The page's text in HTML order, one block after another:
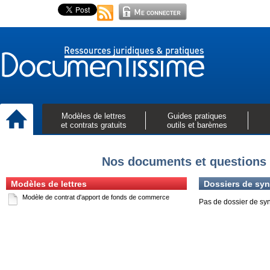
Modèles de lettres
et contrats gratuits
Guides pratiques
outils et barèmes
Nos documents et
Modèles de lettres
Modèle de contrat d'apport de fonds de commerce
Dossiers de
Pas de dossier de